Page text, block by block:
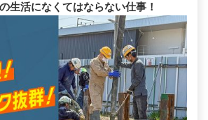
生活になくてはならない仕事！